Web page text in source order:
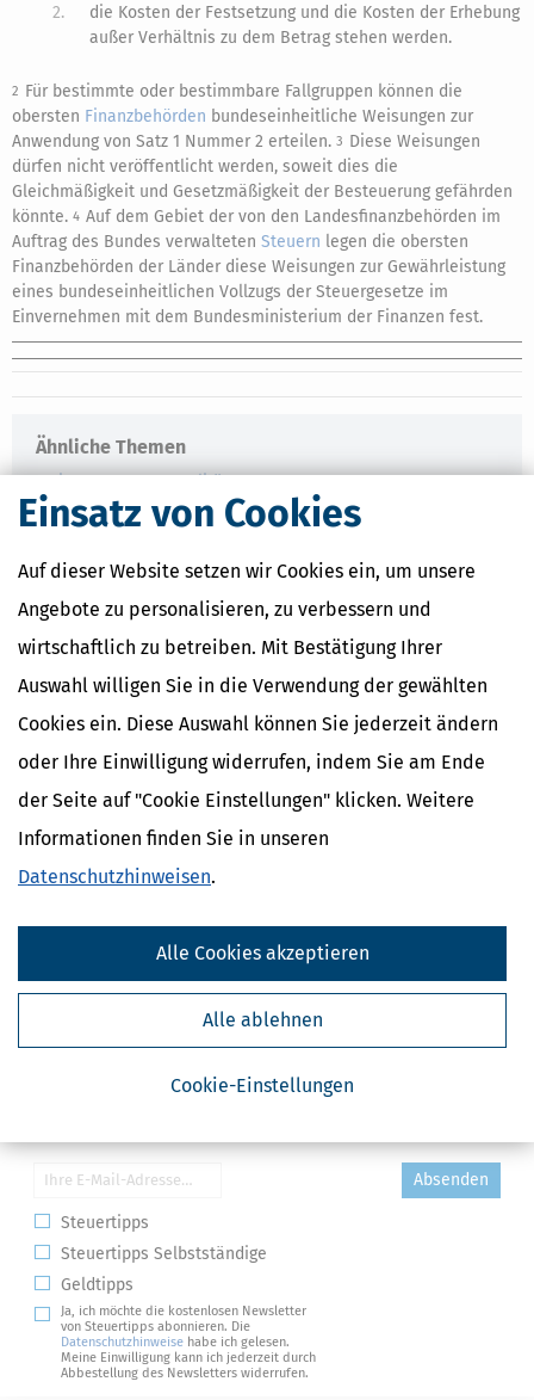
Einsatz von Cookies
Auf dieser Website setzen wir Cookies ein, um unsere
Angebote zu personalisieren, zu verbessern und
wirtschaftlich zu betreiben. Mit Bestätigung Ihrer
Auswahl willigen Sie in die Verwendung der gewählten
Cookies ein. Diese Auswahl können Sie jederzeit ändern
oder Ihre Einwilligung widerrufen, indem Sie am Ende
der Seite auf "Cookie Einstellungen" klicken. Weitere
Informationen finden Sie in unseren
Datenschutzhinweisen.
Cookie-Einstellungen
Alle ablehnen
Alle Cookies akzeptieren
2.
die Kosten der Festsetzung und die Kosten der Erhebung
außer Verhältnis zu dem Betrag stehen werden.
2 Für bestimmte oder bestimmbare Fallgruppen können die
obersten Finanzbehörden bundeseinheitliche Weisungen zur
Anwendung von Satz 1 Nummer 2 erteilen. 3 Diese Weisungen
dürfen nicht veröffentlicht werden, soweit dies die
Gleichmäßigkeit und Gesetzmäßigkeit der Besteuerung gefährden
könnte. 4 Auf dem Gebiet der von den Landesfinanzbehörden im
Auftrag des Bundes verwalteten Steuern legen die obersten
Finanzbehörden der Länder diese Weisungen zur Gewährleistung
eines bundeseinheitlichen Vollzugs der Steuergesetze im
Einvernehmen mit dem Bundesministerium der Finanzen fest.
Ähnliche Themen
Finanzamt & Formalitäten
Selbstständigkeit
Erben, Vererben & Schenken
Kapitalertragsteuer Freibetrag -
Definition und Erklärung
CO2-Steuer - Was ist das?
Kapitalertragsteuer - Definition und
Erklärung
NACHDiGAL
Kommission
Absenden
Steuertipps
Steuertipps Selbstständige
Geldtipps
Ja, ich möchte die kostenlosen Newsletter
von Steuertipps abonnieren. Die
Datenschutzhinweise habe ich gelesen.
Meine Einwilligung kann ich jederzeit durch
Abbestellung des Newsletters widerrufen.